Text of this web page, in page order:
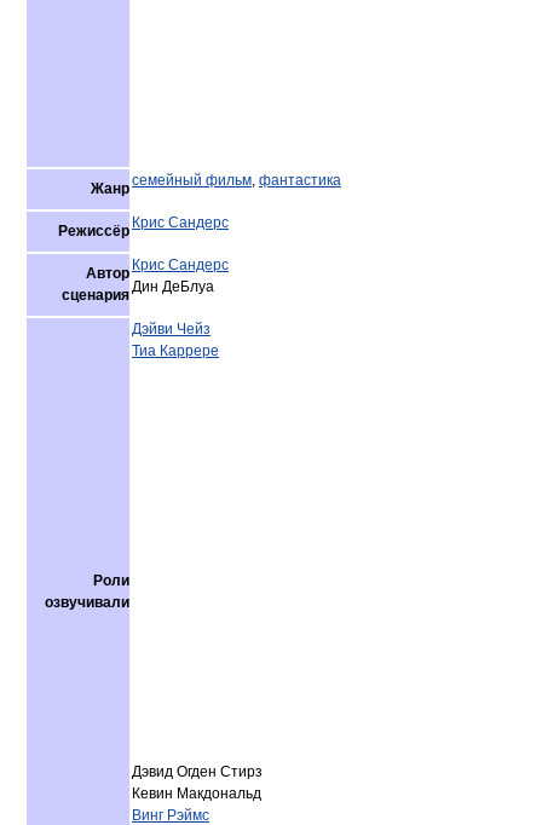
Жанрсемейный фильм, фантастика
Режиссёр Крис Сандерс
Автор
сценария
Крис Сандерс
Дин ДеБлуа
Роли
озвучивали
Дэйви Чейз
Тиа Каррере
Дэвид Огден Стирз
Кевин Макдональд
Винг Рэймс